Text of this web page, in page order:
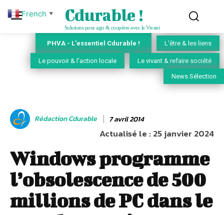
Cdurable !
Solutions pour agir & coopérer avec le Vivant
PHVA - L'essentiel Cdurable ! L'être & les liens
Le pouvoir & l'action locale Le vivant & refaire société
News Sélection
Rédaction Cdurable 7 avril 2014
Actualisé le :25 janvier 2024
Windows programme
l’obsolescence de 500
millions de PC dans le
French ▼